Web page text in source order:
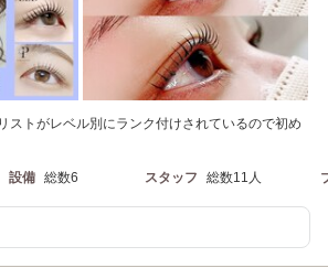
ストがレベル別にランク付けされているので初め
設備 総数6 スタッフ 総数11人